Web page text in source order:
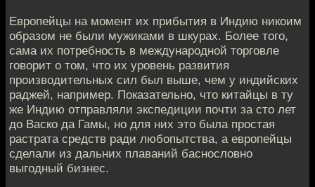
Европейцы на момент их прибытия в Индию никоим
образом не были мужиками в шкурах. Более того,
сама их потребность в международной торговле
говорит о том, что их уровень развития
производительных сил был выше, чем у индийских
раджей, например. Показательно, что китайцы в ту
же Индию отправляли экспедиции почти за сто лет
до Васко да Гамы, но для них это была простая
растрата средств ради любопытства, а европейцы
сделали из дальних плаваний баснословно
выгодный бизнес.